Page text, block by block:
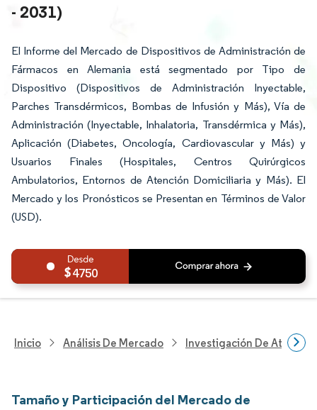
- 2031)
El Informe del Mercado de Dispositivos de Administración de
Fármacos en Alemania está segmentado por Tipo de
Dispositivo (Dispositivos de Administración Inyectable,
Parches Transdérmicos, Bombas de Infusión y Más), Vía de
Administración (Inyectable, Inhalatoria, Transdérmica y Más),
Aplicación (Diabetes, Oncología, Cardiovascular y Más) y
Usuarios Finales (Hospitales, Centros Quirúrgicos
Ambulatorios, Entornos de Atención Domiciliaria y Más). El
Mercado y los Pronósticos se Presentan en Términos de Valor
(USD).
4750
Inicio Análisis De Mercado Investigación De
Tamaño y Participación del Mercado de